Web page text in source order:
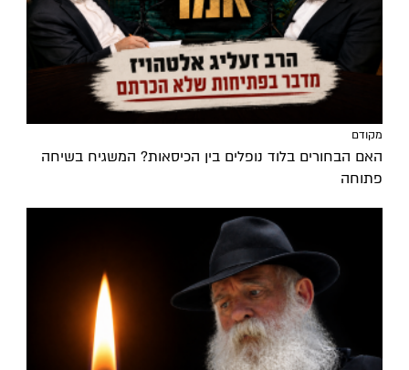
מקודם
האם הבחורים בלוד נופלים בין הכיסאות? המשגיח בשיחה
פתוחה